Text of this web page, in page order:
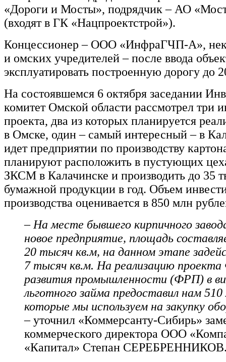
«Дороги и Мосты», подрядчик – АО
(входят в ГК «Нацпроектстрой»).
Концессионер – ООО «ИнфраГЧП-А»,
и омских учредителей – после ввода
эксплуатировать построенную дорогу до
На состоявшемся 6 октября заседании
комитет Омской области рассмотрел три
проекта, два из которых планируется
в Омске, один – самый интересный – в
идет предприятии по производству
планируют расположить в пустующих
ЗКСМ в Калачинске и производить до 35
бумажной продукции в год. Объем
производства оценивается в 850 млн
– На месте бывшего кирпичного
новое предприятие, площадь
20 тысяч кв.м, на данном этапе
7 тысяч кв.м. На реализацию
развития промышленности (ФРП) в
льготного займа предоставил нам 510
которые мы используем на закупку
–уточнил «Коммерсанту-Сибирь»
коммерческого директора ООО
«Капитал» Степан